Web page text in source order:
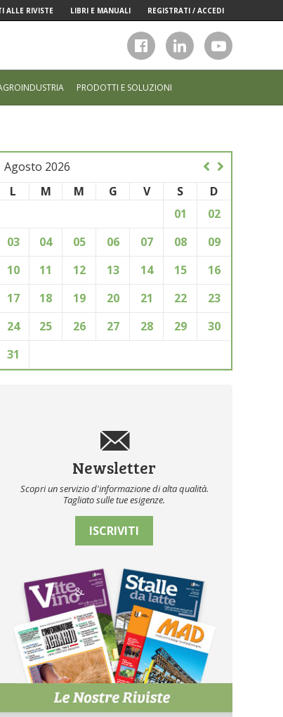
ALLE RIVISTE LIBRI E MANUALI REGISTRATI / ACCEDI
PRODOTTI E SOLUZIONI
Agosto 2026
L
M M G V S
D
01
02
03
04 05 06 07 08
09
10
11 12 13 14 15
16
17
18 19 20 21 22
23
24
25 26 27 28 29
30
31
Newsletter
Scopri un servizio d'informazione di alta qualità.
Tagliato sulle tue esigenze.
ISCRIVITI